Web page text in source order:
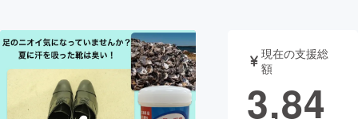
テクノロジー・ガジェット
映像・映画 書籍・雑誌
現在の支援総
額
3,84